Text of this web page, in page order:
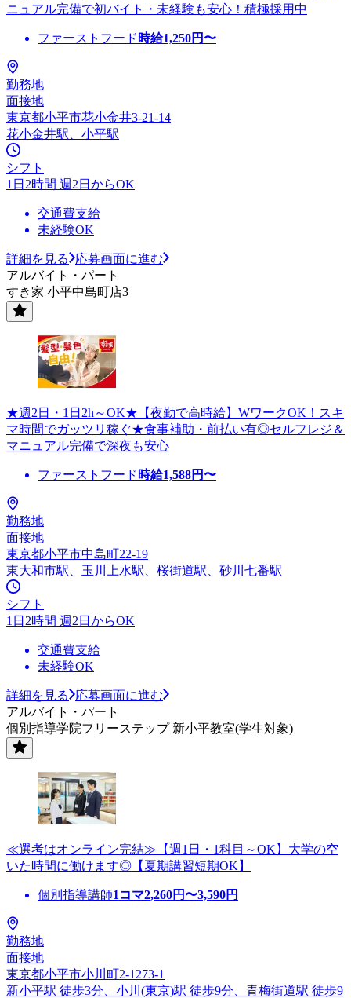
ニュアル完備で初バイト・未経験も安心！積極採用中
ファーストフード 時給1,250円〜
勤務地
面接地
東京都小平市花小金井3-21-14
花小金井駅、小平駅
シフト
1日2時間 週2日からOK
交通費支給
未経験OK
詳細を見る
応募画面に進む
アルバイト・パート
すき家 小平中島町店3
★週2日・1日2h～OK★【夜勤で高時給】WワークOK！スキ
マ時間でガッツリ稼ぐ★食事補助・前払い有◎セルフレジ＆
マニュアル完備で深夜も安心
ファーストフード 時給1,588円〜
勤務地
面接地
東京都小平市中島町22-19
東大和市駅、玉川上水駅、桜街道駅、砂川七番駅
シフト
1日2時間 週2日からOK
交通費支給
未経験OK
詳細を見る
応募画面に進む
アルバイト・パート
個別指導学院フリーステップ 新小平教室(学生対象)
≪選考はオンライン完結≫【週1日・1科目～OK】大学の空
いた時間に働けます◎【夏期講習短期OK】
個別指導講師1コマ2,260円〜3,590円
勤務地
面接地
東京都小平市小川町2-1273-1
新小平駅 徒歩3分、小川(東京)駅 徒歩9分、青梅街道駅 徒歩9